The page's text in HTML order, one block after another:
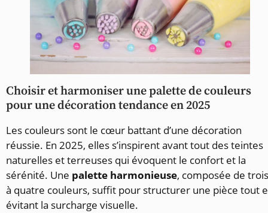
Choisir et harmoniser une palette de couleurs
pour une décoration tendance en 2025
Les couleurs sont le cœur battant d’une décoration
réussie. En 2025, elles s’inspirent avant tout des teintes
naturelles et terreuses qui évoquent le confort et la
sérénité. Une palette harmonieuse, composée de trois
à quatre couleurs, suffit pour structurer une pièce tout
évitant la surcharge visuelle.